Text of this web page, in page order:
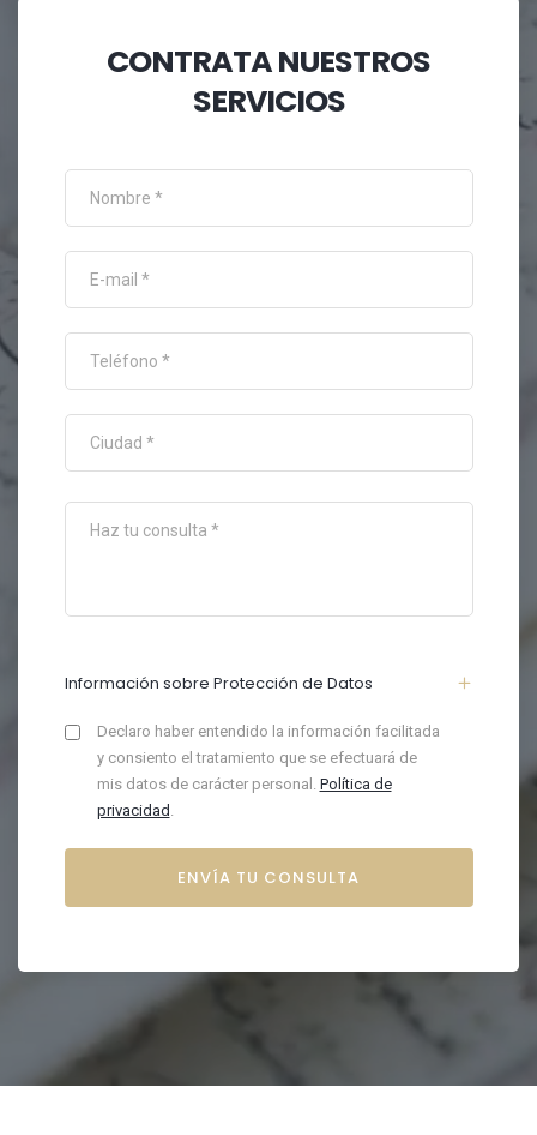
CONTRATA NUESTROS
SERVICIOS
Información sobre Protección de Datos
Declaro haber entendido la información facilitada
y consiento el tratamiento que se efectuará de
mis datos de carácter personal. Política de
privacidad .